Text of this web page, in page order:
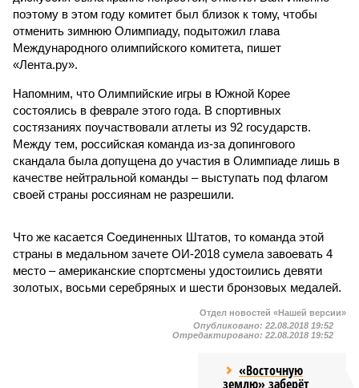
поэтому в этом году комитет был близок к тому, чтобы
отменить зимнюю Олимпиаду, подытожил глава
Международного олимпийского комитета, пишет
«Лента.ру».
Напомним, что Олимпийские игры в Южной Корее
состоялись в феврале этого года. В спортивных
состязаниях поучаствовали атлеты из 92 государств.
Между тем, российская команда из-за допингового
скандала была допущена до участия в Олимпиаде лишь в
качестве нейтральной команды – выступать под флагом
своей страны россиянам не разрешили.
Что же касается Соединенных Штатов, то команда этой
страны в медальном зачете ОИ-2018 сумела завоевать 4
место – американские спортсмены удостоились девяти
золотых, восьми серебряных и шести бронзовых медалей.
Отдел новостей «Нашей версии»
Опубликовано: 22.08.2018 19:52
Отредактировано: 22.08.2018 19:52
«Восточную
землю» заберёт